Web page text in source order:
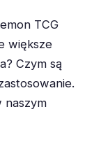
TCG
większe
Czym są
naszym